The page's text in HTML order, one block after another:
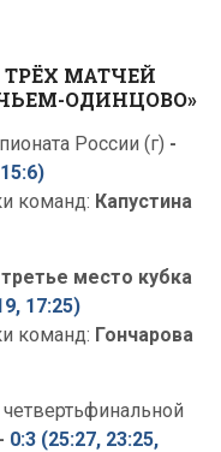
МАТЧЕЙ
ОДИНЦОВО»
России (г) -
команд: Капустина
место кубка
17:25)
команд: Гончарова
- 0:3 (25:27, 23:25,